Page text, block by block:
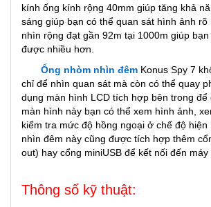
kính ống kính rộng 40mm giúp tăng khả
sáng giúp bạn có thể quan sát hình ảnh rõ
nhìn rộng đạt gần 92m tại 1000m giúp
được nhiều hơn.
Ống nhòm nhìn đêm Konus Spy 7
chỉ để nhìn quan sát mà còn có thể quay
dụng màn hình LCD tích hợp bên trong để
màn hình này bạn có thể xem hình ảnh,
kiểm tra mức độ hồng ngoại ở chế độ hiện
nhìn đêm này cũng được tích hợp thêm
out) hay cổng miniUSB để kết nối đến máy
Thông số kỹ thuật: